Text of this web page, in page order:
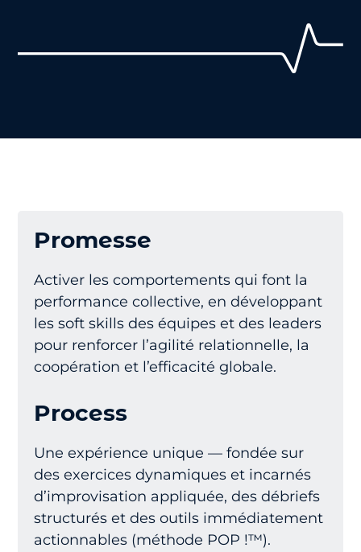
Promesse
Activer les comportements qui font la
performance collective, en développant
les soft skills des équipes et des leaders
pour renforcer l’agilité relationnelle, la
coopération et l’efficacité globale.
Process
Une expérience unique — fondée sur
des exercices dynamiques et incarnés
d’improvisation appliquée, des débriefs
structurés et des outils immédiatement
actionnables (méthode POP !™).